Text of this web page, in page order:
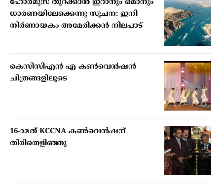
ഹോര്‍മുസ് തുറക്കാന്‍ ഇറാനും ഒമാനും
ധാരണയിലേക്കെന്നു സൂചന: ഇനി
നിര്‍ണായകം അമേരിക്കന്‍ നിലപാട്
കെസിസിഎൻ എ കൺവെൻഷൻ
ചിത്രങ്ങളിലൂടെ
16-ാമത് KCCNA കൺവെൻഷന്
തിരിതെളിഞ്ഞു